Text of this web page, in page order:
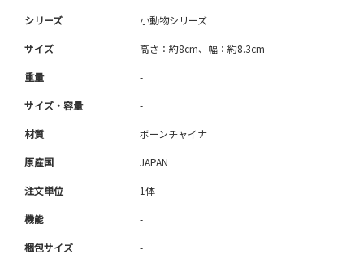
シリーズ 小動物シリーズ
サイズ 高さ：約8cm、幅：約8.3cm
重量 -
サイズ・容量 -
材質 ボーンチャイナ
原産国 JAPAN
注文単位 1体
機能 -
梱包サイズ -